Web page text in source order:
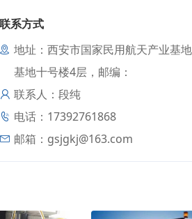
联系方式
地址：西安市国家民用航天产业基
基地十号楼4层，邮编：
联系人：段纯
电话：17392761868
邮箱： gsjgkj@163.com